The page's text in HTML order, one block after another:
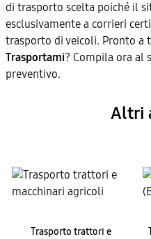
di trasporto scelta poiché il
esclusivamente a corrieri
trasporto di veicoli. Pronto a
Trasportami? Compila ora al
preventivo.
Altri
Trasporto trattori e